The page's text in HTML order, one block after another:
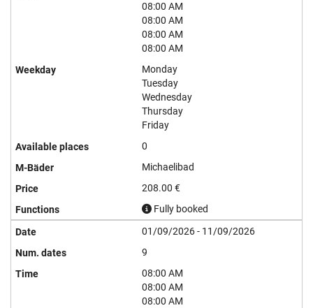
08:00 AM
08:00 AM
08:00 AM
08:00 AM
Monday
Tuesday
Wednesday
Thursday
Friday
0
Michaelibad
208.00 €
Fully booked
01/09/2026 - 11/09/2026
9
08:00 AM
08:00 AM
08:00 AM